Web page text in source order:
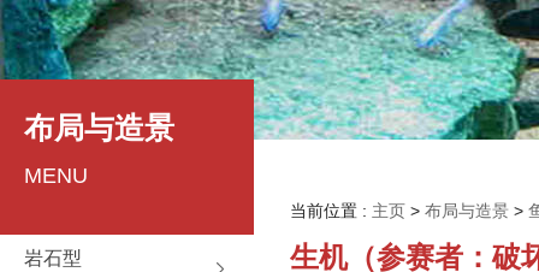
布局与造景
MENU
岩石型
当前位置 : 主页 > 布局与造景 >
生机（参赛者：破